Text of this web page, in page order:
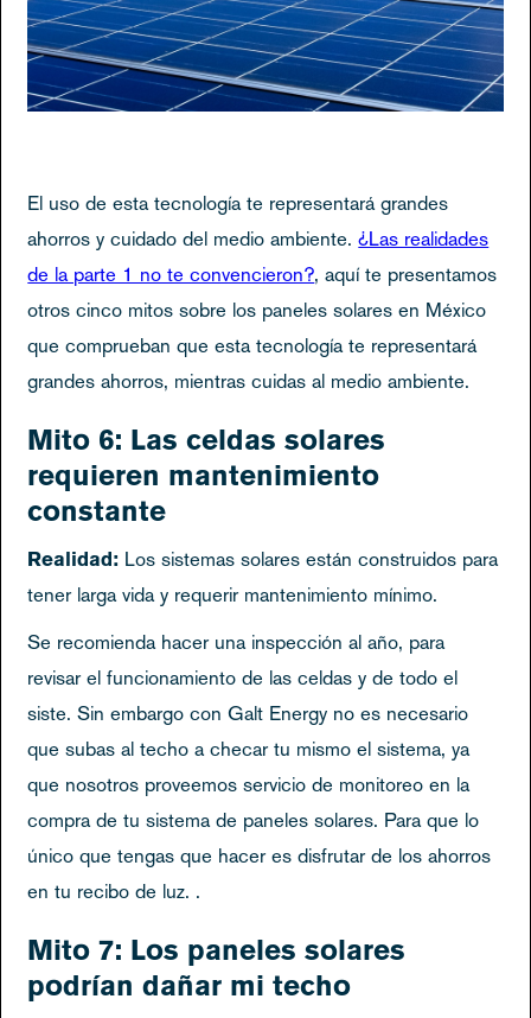
El uso de esta tecnología te representará grandes
ahorros y cuidado del medio ambiente.¿Las realidades
de la parte 1 no te convencieron?, aquí te presentamos
otros cinco mitos sobre los paneles solares en México
que comprueban que esta tecnología te representará
grandes ahorros, mientras cuidas al medio ambiente.
Mito 6: Las celdas solares
requieren mantenimiento
constante
Realidad: Los sistemas solares están construidos para
tener larga vida y requerir mantenimiento mínimo.
Se recomienda hacer una inspección al año, para
revisar el funcionamiento de las celdas y de todo el
siste. Sin embargo con Galt Energy no es necesario
que subas al techo a checar tu mismo el sistema, ya
que nosotros proveemos servicio de monitoreo en la
compra de tu sistema de paneles solares. Para que lo
único que tengas que hacer es disfrutar de los ahorros
en tu recibo de luz. .
Mito 7: Los paneles solares
podrían dañar mi techo